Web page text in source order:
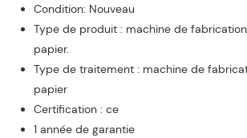
Condition: Nouveau
Type de produit : machine de
papier.
Type de traitement : machine de
papier
Certification : ce
1 année de garantie